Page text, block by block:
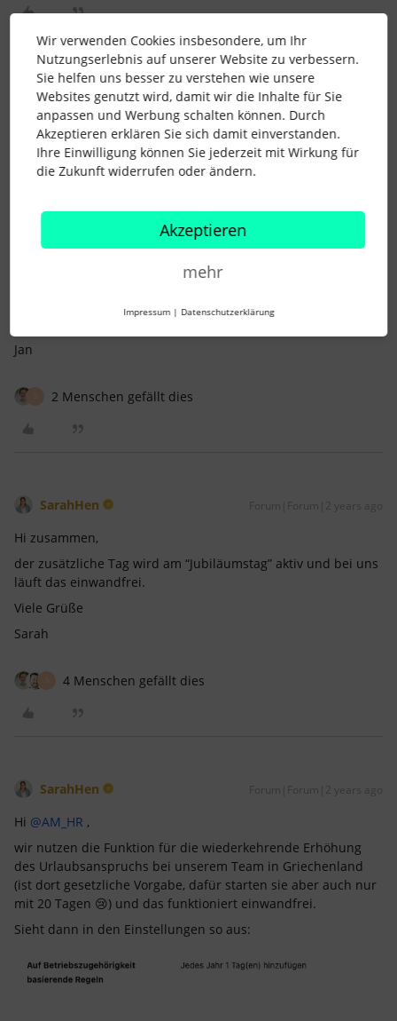
AM_HR Forum|Forum|2 years ago
Hallo@Nina Hellmann,
das freut mich, dass es bei dir so gut funktioniert hat.
Ich hoffe, dass dennoch jemand bereits über die einmalige
reinstecken und unsere Kontingente alle neu aufsetzen, um
dann festzustellen, dass die Funktion doch nicht wie
gewünscht funktioniert.
vielleicht könnt ihr aufklären?
Jan
2 Menschen gefällt dies
SarahHen Forum|Forum|2 years ago
Hi zusammen,
der zusätzliche Tag wird am “Jubiläumstag” aktiv und bei uns
läuft das einwandfrei.
Viele Grüße
Sarah
4 Menschen gefällt dies
SarahHen Forum|Forum|2 years ago
Hi @AM_HR ,
wir nutzen die Funktion für die wiederkehrende Erhöhung
des Urlaubsanspruchs bei unserem Team in Griechenland
(ist dort gesetzliche Vorgabe, dafür starten sie aber auch nur
mit 20 Tagen 😢) und das funktioniert einwandfrei.
Sieht dann in den Einstellungen so aus:
Wir verwenden Cookies insbesondere, um Ihr
Nutzungserlebnis auf unserer Website zu verbessern.
Sie helfen uns besser zu verstehen wie unsere
Websites genutzt wird, damit wir die Inhalte für Sie
anpassen und Werbung schalten können. Durch
Akzeptieren erklären Sie sich damit einverstanden.
Ihre Einwilligung können Sie jederzeit mit Wirkung für
die Zukunft widerrufen oder ändern.
Akzeptieren
mehr
Impressum | Datenschutzerklärung